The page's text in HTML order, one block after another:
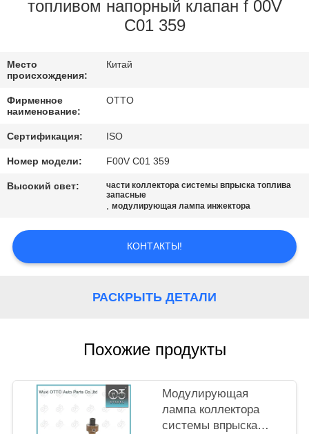
КОНТРОЛЬ
СВЯЖИТЕСЬ
С
НАМИ
ЗАПРОСИТЕ
ЦИТАТУ
топливом напорный клапан f 00V
C01 359
Место
происхождения:
Китай
Фирменное
наименование:
OTTO
Сертификация: ISO
Номер модели: F00V C01 359
Высокий свет:
части коллектора системы впрыска топлива
запасные
,модулирующая лампа инжектора
КОНТАКТЫ!
РАСКРЫТЬ ДЕТАЛИ
Похожие продукты
Модулирующая
лампа коллектора
системы впрыска